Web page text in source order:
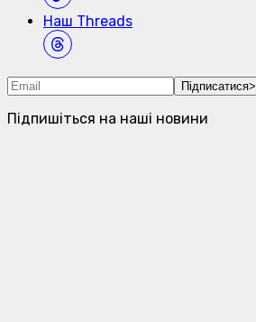
Наш Threads
Підписатися>
Підпишіться на наші новини